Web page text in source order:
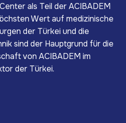
als Teil der ACIBADEM
Wert auf medizinische
der Türkei und die
sind der Hauptgrund für die
von ACIBADEM im
der Türkei.